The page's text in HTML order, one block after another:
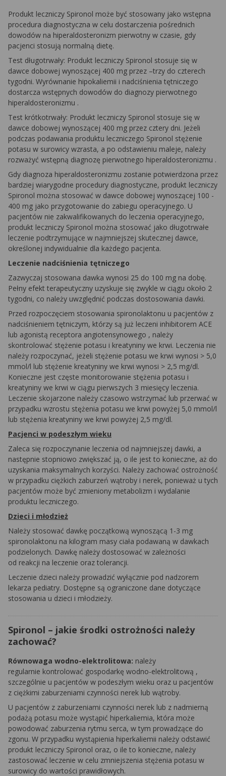
Produkt leczniczy Spironol może być stosowany jako wstępna
procedura diagnostyczna w celu dostarczenia pośrednich
dowodów na hiperaldosteronizm pierwotny w czasie, gdy
pacjenci stosują normalną dietę.
Test długotrwały: Produkt leczniczy Spironol stosuje się w
dawce dobowej wynoszącej 400 mg przez –trzy do czterech
tygodni. Wyrównanie hipokaliemii i nadciśnienia tętniczego
dostarcza wstępnych dowodów do diagnozy pierwotnego
hiperaldosteronizmu .
Test krótkotrwały: Produkt leczniczy Spironol stosuje się w
dawce dobowej wynoszącej 400 mg przez cztery dni. Jeżeli
podczas podawania produktu leczniczego Spironol stężenie
potasu w surowicy wzrasta, a po odstawieniu maleje, należy
rozważyć wstępną diagnozę pierwotnego hiperaldosteronizmu .
Gdy diagnoza hiperaldosteronizmu zostanie potwierdzona przez
bardziej wiarygodne procedury diagnostyczne, produkt leczniczy
Spironol można stosować w dawce dobowej wynoszącej 100 -
400 mg jako przygotowanie do zabiegu operacyjnego. U
pacjentów nie zakwalifikowanych do leczenia operacyjnego,
produkt leczniczy Spironol można stosować jako długotrwałe
leczenie podtrzymujące w najmniejszej skutecznej dawce,
określonej indywidualnie dla każdego pacjenta.
Leczenie nadciśnienia tętniczego
Zazwyczaj stosowana dawka wynosi 25 do 100 mg na dobę.
Pełny efekt terapeutyczny uzyskuje się zwykle w ciągu około 2
tygodni, co należy uwzględnić podczas dostosowania dawki.
Przed rozpoczęciem stosowania spironolaktonu u pacjentów z
nadciśnieniem tętniczym, którzy są już leczeni inhibitorem ACE
lub agonistą receptora angiotensynowego , należy
skontrolować stężenie potasu i kreatyniny we krwi. Leczenia nie
należy rozpoczynać, jeżeli stężenie potasu we krwi wynosi > 5,0
mmol/l lub stężenie kreatyniny we krwi wynosi > 2,5 mg/dl.
Konieczne jest częste monitorowanie stężenia potasu i
kreatyniny we krwi w ciągu pierwszych 3 miesięcy leczenia.
Leczenie skojarzone należy czasowo wstrzymać lub przerwać w
przypadku wzrostu stężenia potasu we krwi powyżej 5,0 mmol/l
lub stężenia kreatyniny we krwi powyżej 2,5 mg/dl.
Pacjenci w podeszłym wieku
Zaleca się rozpoczynanie leczenia od najmniejszej dawki, a
następnie stopniowo zwiększać ją, o ile jest to konieczne, aż do
uzyskania maksymalnych korzyści. Należy zachować ostrożność
w przypadku ciężkich zaburzeń wątroby i nerek, ponieważ u tych
pacjentów może być zmieniony metabolizm i wydalanie
produktu leczniczego.
Dzieci i młodzież
Należy stosować dawkę początkową wynoszącą 1-3 mg
spironolaktonu na kilogram masy ciała podawaną w dawkach
podzielonych. Dawkę należy dostosować w zależności
od reakcji na leczenie oraz tolerancji.
Leczenie dzieci należy prowadzić wyłącznie pod nadzorem
lekarza pediatry. Dostępne są ograniczone dane dotyczące
stosowania u dzieci i młodzieży.
Spironol – jakie środki ostrożności należy
zachować?
Równowaga wodno-elektrolitowa: należy
regularnie kontrolować gospodarkę wodno-elektrolitową ,
szczególnie u pacjentów w podeszłym wieku oraz u pacjentów
z ciężkimi zaburzeniami czynności nerek lub wątroby.
U pacjentów z zaburzeniami czynności nerek lub z nadmierną
podażą potasu może wystąpić hiperkaliemia, która może
powodować zaburzenia rytmu serca, w tym prowadzące do
zgonu. W przypadku wystąpienia hiperkaliemii należy odstawić
produkt leczniczy Spironol oraz, o ile to konieczne, należy
zastosować leczenie w celu zmniejszenia stężenia potasu w
surowicy do wartości prawidłowych.